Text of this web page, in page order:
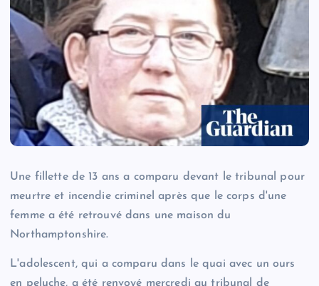
Une fillette de 13 ans a comparu devant le tribunal pour
meurtre et incendie criminel après que le corps d'une
femme a été retrouvé dans une maison du
Northamptonshire.
L'adolescent, qui a comparu dans le quai avec un ours
en peluche, a été renvoyé mercredi au tribunal de